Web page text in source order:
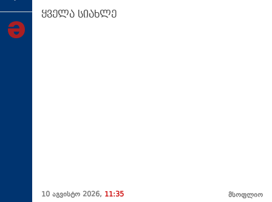
ყველა სიახლე
10 აგვისტო 2026, 11:35 მსოფლიო